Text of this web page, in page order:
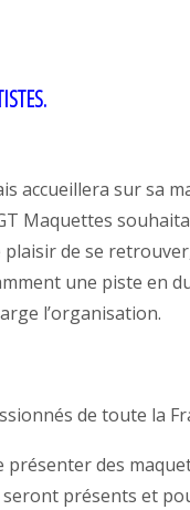
accueillera sur
Maquettes
de se
une piste en
l’organisation.
de toute la
présenter des
présents et